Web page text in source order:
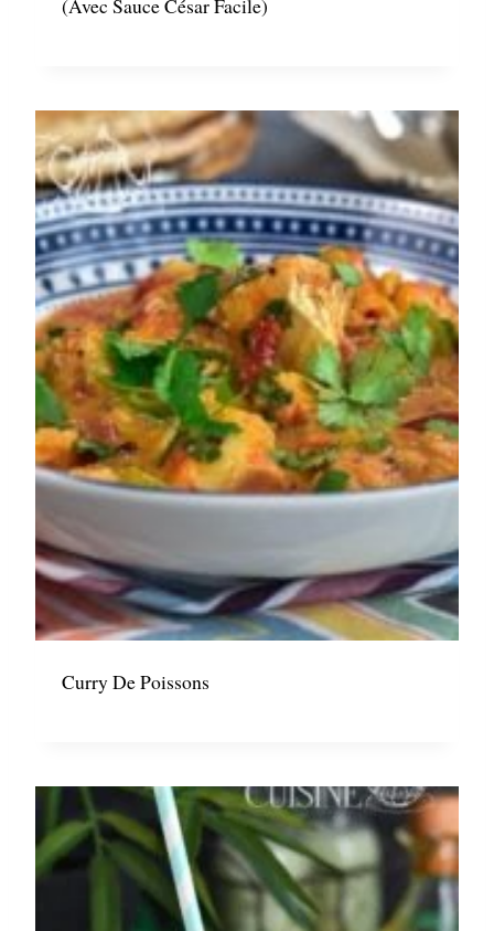
Curry De Poissons